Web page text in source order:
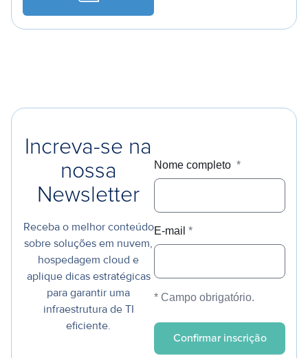
Increva-se na
nossa
Newsletter
Receba o melhor conteúdo
sobre soluções em nuvem,
hospedagem cloud e
aplique dicas estratégicas
para garantir uma
infraestrutura de TI
eficiente.
Nome completo *
E-mail *
* Campo obrigatório.